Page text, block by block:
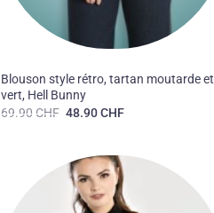
Blouson style rétro, tartan moutarde et
vert, Hell Bunny
69.90 CHF Le
69.90 CHF.
48.90CHFLe
48.90 CHF.
Ajouter
à la liste